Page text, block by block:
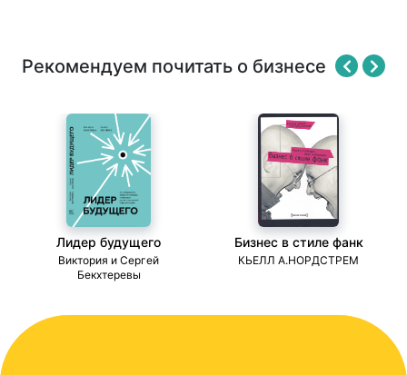
Рекомендуем почитать о бизнесе
Лидер будущего
Виктория и Сергей
Бекхтеревы
Бизнес в стиле фанк
КЬЕЛЛ А.НОРДСТРЕМ